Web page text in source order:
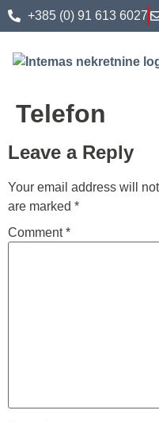
+385 (0) 91 613 6027
Telefon
Leave a Reply
Your email address will
are marked *
Comment*